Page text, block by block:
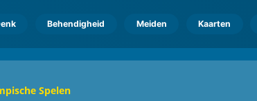
Behendigheid Meiden Kaarten
Spelen